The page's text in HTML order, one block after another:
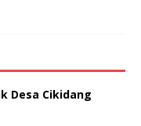
Desa Cikidang